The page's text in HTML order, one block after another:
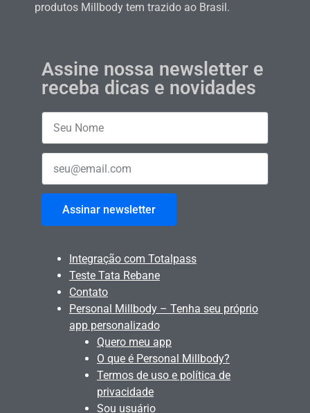
produtos Millbody tem trazido ao Brasil.
Assine nossa newsletter e
receba dicas e novidades
Assinar newsletter
Integração com Totalpass
Teste Tata Rebane
Contato
Personal Millbody – Tenha seu próprio
app personalizado
Quero meu app
O que é Personal Millbody?
Termos de uso e política de
privacidade
Sou usuário